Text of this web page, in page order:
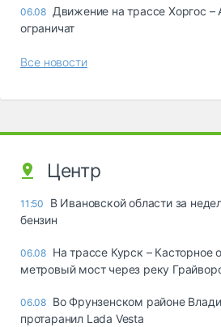
06.08 Движение на трассе Хоргос
ограничат
Все новости
Центр
11:50
В Ивановской области за
бензин
06.08 На трассе Курск – Касторное
метровый мост через реку
06.08 Во Фрунзенском районе
протаранил Lada Vesta